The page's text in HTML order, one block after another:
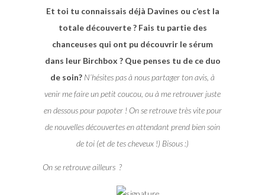
Et toi tu connaissais déjà Davines ou c’est la
totale découverte ? Fais tu partie des
chanceuses qui ont pu découvrir le sérum
dans leur Birchbox ? Que penses tu de ce duo
de soin? N’hésites pas à nous partager ton avis, à
venir me faire un petit coucou, ou à me retrouver juste
en dessous pour papoter ! On se retrouve très vite pour
de nouvelles découvertes en attendant prend bien soin
de toi (et de tes cheveux !) Bisous :)
On se retrouve ailleurs ?